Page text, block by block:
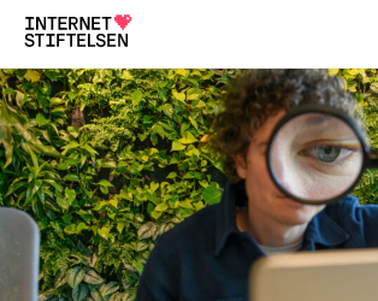
Till
navigering
Till
innehåll
Till
startsida